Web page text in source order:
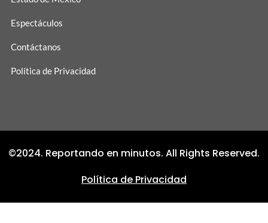
Espectáculos
Contáctanos
Política de Privacidad
©2024. Reportando en minutos. All Rights Reserved.
Política de Privacidad